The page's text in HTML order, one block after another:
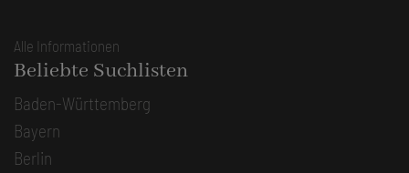
Alle Informationen
Beliebte Suchlisten
Baden-Württemberg
Bayern
Berlin